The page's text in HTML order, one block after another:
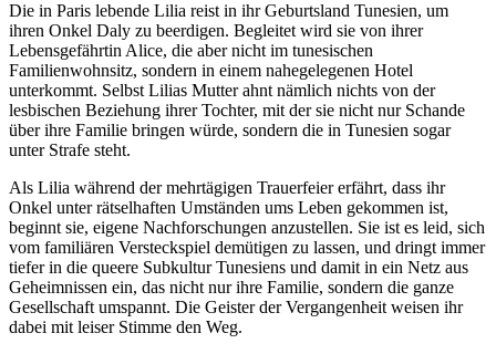
Die in Paris lebende Lilia reist in ihr Geburtsland Tunesien, um
ihren Onkel Daly zu beerdigen. Begleitet wird sie von ihrer
Lebensgefährtin Alice, die aber nicht im tunesischen
Familienwohnsitz, sondern in einem nahegelegenen Hotel
unterkommt. Selbst Lilias Mutter ahnt nämlich nichts von der
lesbischen Beziehung ihrer Tochter, mit der sie nicht nur Schande
über ihre Familie bringen würde, sondern die in Tunesien sogar
unter Strafe steht.
Als Lilia während der mehrtägigen Trauerfeier erfährt, dass ihr
Onkel unter rätselhaften Umständen ums Leben gekommen ist,
beginnt sie, eigene Nachforschungen anzustellen. Sie ist es leid, sich
vom familiären Versteckspiel demütigen zu lassen, und dringt immer
tiefer in die queere Subkultur Tunesiens und damit in ein Netz aus
Geheimnissen ein, das nicht nur ihre Familie, sondern die ganze
Gesellschaft umspannt. Die Geister der Vergangenheit weisen ihr
dabei mit leiser Stimme den Weg.